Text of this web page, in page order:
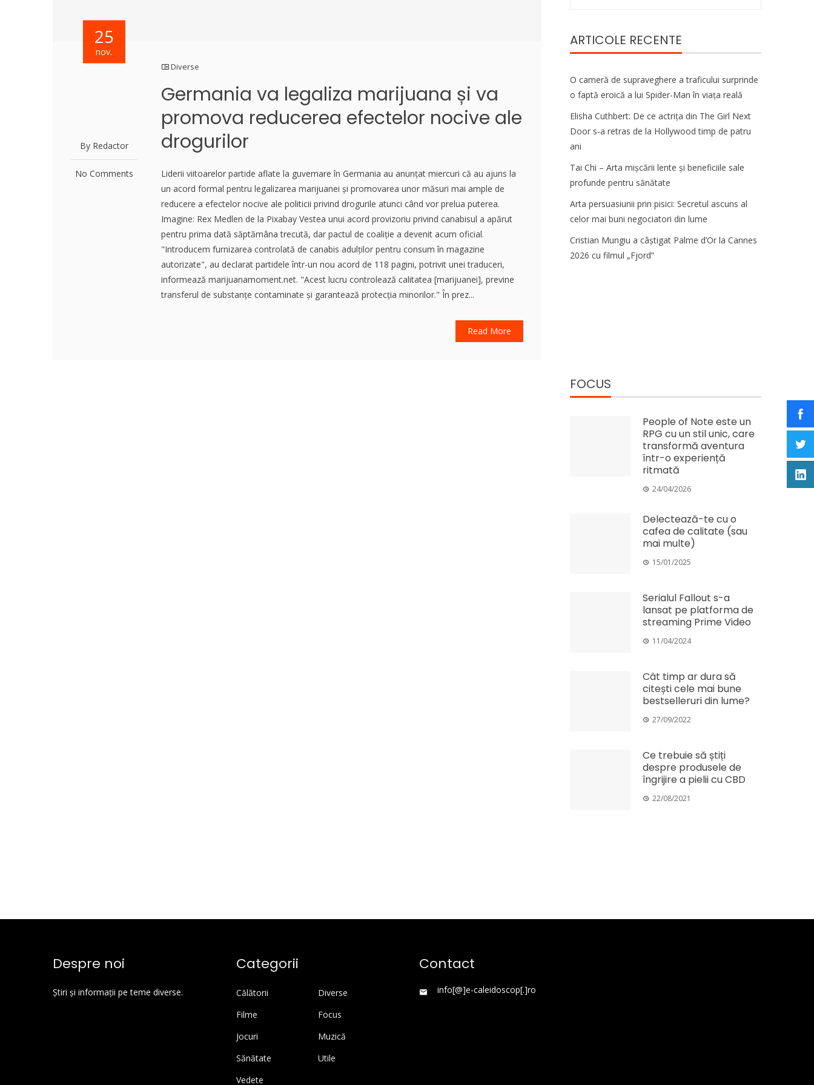
25
nov.
By Redactor
No Comments
Diverse
Germania va legaliza marijuana și va
promova reducerea efectelor nocive ale
drogurilor
Liderii viitoarelor partide aflate la guvernare în Germania au anunțat miercuri că au ajuns la
un acord formal pentru legalizarea marijuanei și promovarea unor măsuri mai ample de
reducere a efectelor nocive ale politicii privind drogurile atunci când vor prelua puterea.
Imagine: Rex Medlen de la Pixabay Vestea unui acord provizoriu privind canabisul a apărut
pentru prima dată săptămâna trecută, dar pactul de coaliție a devenit acum oficial.
"Introducem furnizarea controlată de canabis adulților pentru consum în magazine
autorizate", au declarat partidele într-un nou acord de 118 pagini, potrivit unei traduceri,
informează marijuanamoment.net. "Acest lucru controlează calitatea [marijuanei], previne
transferul de substanțe contaminate și garantează protecția minorilor." În prez...
Read More
ARTICOLE RECENTE
O cameră de supraveghere a traficului surprinde
o faptă eroică a lui Spider-Man în viața reală
Elisha Cuthbert: De ce actrița din The Girl Next
Door s‑a retras de la Hollywood timp de patru
ani
Tai Chi – Arta mișcării lente și beneficiile sale
profunde pentru sănătate
Arta persuasiunii prin pisici: Secretul ascuns al
celor mai buni negociatori din lume
Cristian Mungiu a câștigat Palme d’Or la Cannes
2026 cu filmul „Fjord”
FOCUS
People of Note este un
RPG cu un stil unic, care
transformă aventura
într-o experiență
ritmată
24/04/2026
Delectează-te cu o
cafea de calitate (sau
mai multe)
15/01/2025
Serialul Fallout s-a
lansat pe platforma de
streaming Prime Video
11/04/2024
Cât timp ar dura să
citești cele mai bune
bestselleruri din lume?
27/09/2022
Ce trebuie să știți
despre produsele de
îngrijire a pielii cu CBD
22/08/2021
Despre noi
Știri și informații pe teme diverse.
Categorii
Călătorii
Diverse
Filme
Focus
Jocuri
Muzică
Sănătate
Utile
Vedete
Contact
info[@]e-caleidoscop[.]ro